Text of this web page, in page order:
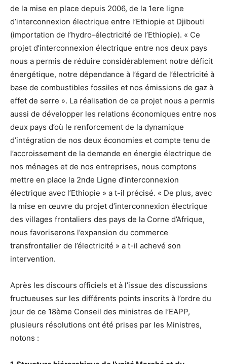
de la mise en place depuis 2006, de la 1ere ligne
d’interconnexion électrique entre l’Ethiopie et Djibouti
(importation de l’hydro-électricité de l’Ethiopie). « Ce
projet d’interconnexion électrique entre nos deux pays
nous a permis de réduire considérablement notre déficit
énergétique, notre dépendance à l’égard de l’électricité à
base de combustibles fossiles et nos émissions de gaz à
effet de serre ». La réalisation de ce projet nous a permis
aussi de développer les relations économiques entre nos
deux pays d’où le renforcement de la dynamique
d’intégration de nos deux économies et compte tenu de
l’accroissement de la demande en énergie électrique de
nos ménages et de nos entreprises, nous comptons
mettre en place la 2nde Ligne d’interconnexion
électrique avec l’Ethiopie » a t-il précisé. « De plus, avec
la mise en œuvre du projet d’interconnexion électrique
des villages frontaliers des pays de la Corne d’Afrique,
nous favoriserons l’expansion du commerce
transfrontalier de l’électricité » a t-il achevé son
intervention.
Après les discours officiels et à l’issue des discussions
fructueuses sur les différents points inscrits à l’ordre du
jour de ce 18ème Conseil des ministres de l’EAPP,
plusieurs résolutions ont été prises par les Ministres,
notons :